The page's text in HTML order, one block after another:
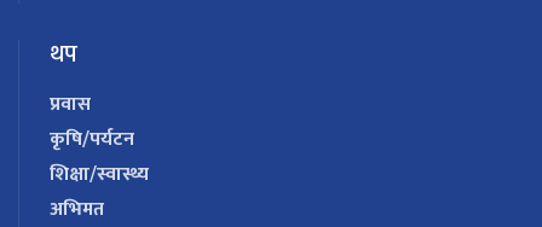
थप
प्रवास
कृषि/पर्यटन
शिक्षा/स्वास्थ्य
अभिमत